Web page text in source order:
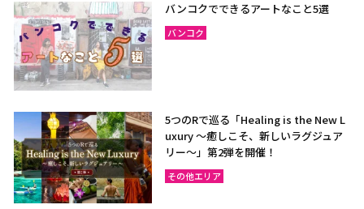
バンコクでできるアートなこと5選
バンコク
5つのRで巡る「Healing is the New L
uxury ～癒しこそ、新しいラグジュア
リー〜」第2弾を開催！
その他エリア